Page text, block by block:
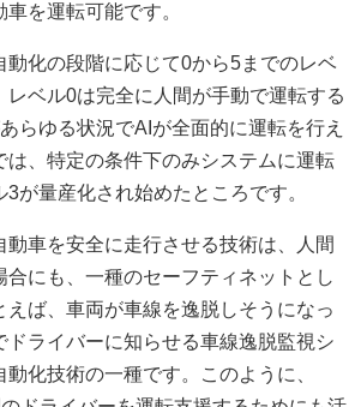
を運転可能です。
動化の段階に応じて0から5までのレベ
レベル0は完全に人間が手動で運転する
らゆる状況でAIが全面的に運転を行え
は、特定の条件下のみシステムに運転
が量産化され始めたところです。
動車を安全に走行させる技術は、人間
合にも、一種のセーフティネットとし
えば、車両が車線を逸脱しそうになっ
ドライバーに知らせる車線逸脱監視シ
化技術の一種です。このように、